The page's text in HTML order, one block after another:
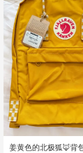
姜黄色的北极狐🦊背